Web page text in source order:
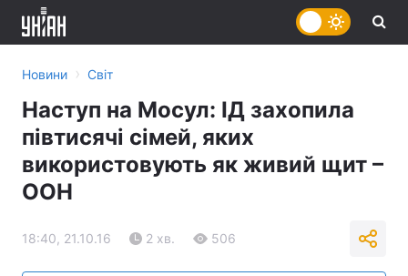
Новини › Світ
Наступ на Мосул: ІД захопила
півтисячі сімей, яких
використовують як живий щит –
ООН
18:40, 21.10.16 2 хв. 506